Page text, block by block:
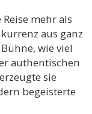
mehr als
aus ganz
wie viel
authentischen
sie
begeisterte